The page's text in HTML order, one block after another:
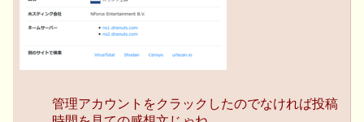
管理アカウントをクラックしたのでなければ投稿